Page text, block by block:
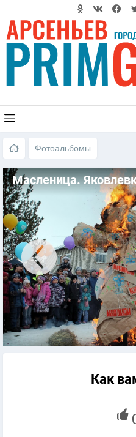
Фотоальбомы
Масленица.
Как